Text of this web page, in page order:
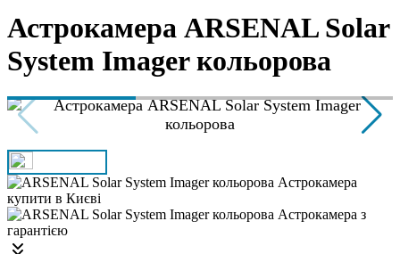
Астрокамера ARSENAL Solar
System Imager кольорова